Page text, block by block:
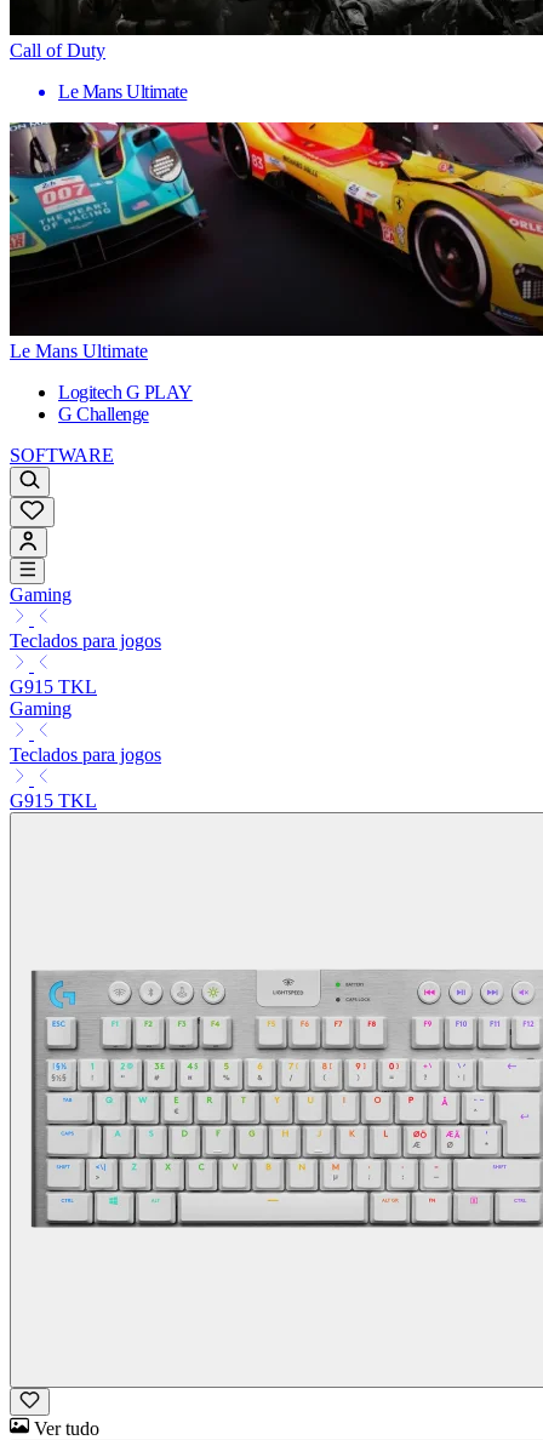
Call of Duty
Le Mans Ultimate
Le Mans Ultimate
Logitech G PLAY
G Challenge
SOFTWARE
Gaming
Teclados para jogos
G915 TKL
Gaming
Teclados para jogos
G915 TKL
Ver tudo